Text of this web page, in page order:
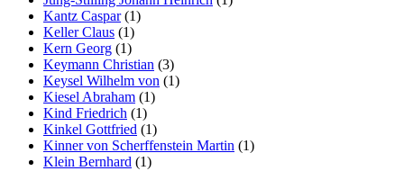
Kantz Caspar(1)
Keller Claus (1)
Kern Georg (1)
Keymann Christian (3)
Keysel Wilhelm von (1)
Kiesel Abraham (1)
Kind Friedrich (1)
Kinkel Gottfried (1)
Kinner von Scherffenstein Martin (1)
Klein Bernhard (1)